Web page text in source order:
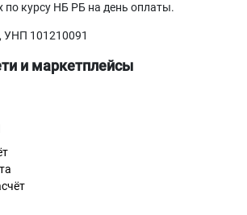
по курсу НБ РБ на день оплаты.
101210091
и маркетплейсы